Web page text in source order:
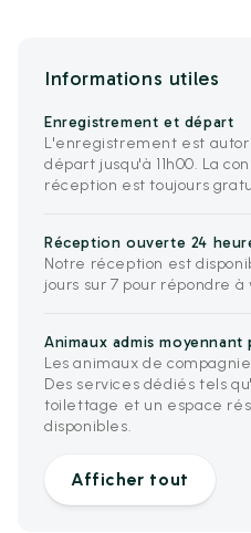
Informations utiles
Enregistrement et départ
L'enregistrement est
départ jusqu'à 11h00. La
réception est toujours
Réception ouverte 24
Notre réception est
jours sur 7 pour répondre à
Animaux admis moyennant
Les animaux de
Des services dédiés tels
toilettage et un espace
disponibles.
Afficher tout